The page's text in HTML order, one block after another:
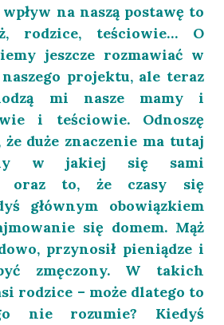
na naszą postawę to
rodzice, teściowie… O
jeszcze rozmawiać w
projektu, ale teraz
mi nasze mamy i
i teściowie. Odnoszę
duże znaczenie ma tutaj
w jakiej się sami
oraz to, że czasy się
głównym obowiązkiem
się domem. Mąż
przynosił pieniądze i
zmęczony. W takich
rodzice – może dlatego to
nie rozumie? Kiedyś